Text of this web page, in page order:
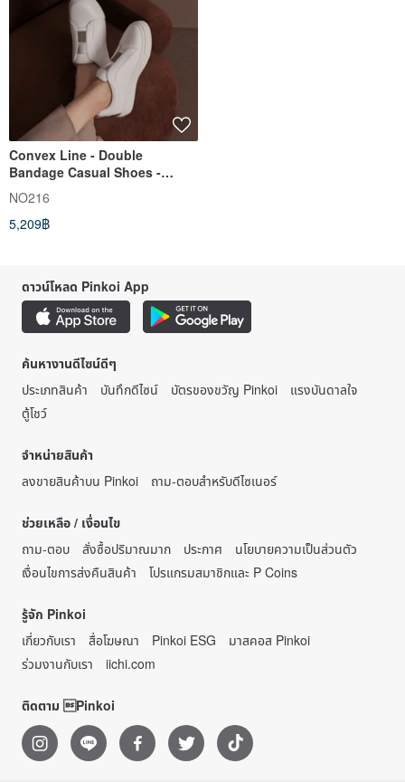
Convex Line - Double
Bandage Casual Shoes -
Silver Gray
NO216
5,209฿
ดาวน์โหลด Pinkoi App
ค้นหางานดีไซน์ดีๆ
ประเภทสินค้า
บันทึกดีไซน์ บัตรของขวัญ Pinkoi
แรงบันดาลใจ
ตู้โชว์
จำหน่ายสินค้า
ลงขายสินค้าบน Pinkoi
ถาม-ตอบสำหรับดีไซเนอร์
ช่วยเหลือ / เงื่อนไข
ถาม-ตอบ
สั่งซื้อปริมาณมาก ประกาศ
นโยบายความเป็นส่วนตัว
เงื่อนไขการส่งคืนสินค้า
โปรแกรมสมาชิกและ P Coins
รู้จัก Pinkoi
เกี่ยวกับเรา
สื่อโฆษณา Pinkoi ESG
มาสคอส Pinkoi
ร่วมงานกับเรา
iichi.com
ติดตาม Pinkoi